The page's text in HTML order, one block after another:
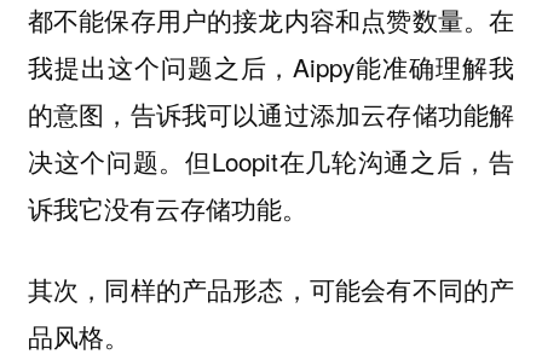
都不能保存用户的接龙内容和点赞数量。在
我提出这个问题之后，Aippy能准确理解我
的意图，告诉我可以通过添加云存储功能解
决这个问题。但Loopit在几轮沟通之后，告
诉我它没有云存储功能。
其次，同样的产品形态，可能会有不同的产
品风格。